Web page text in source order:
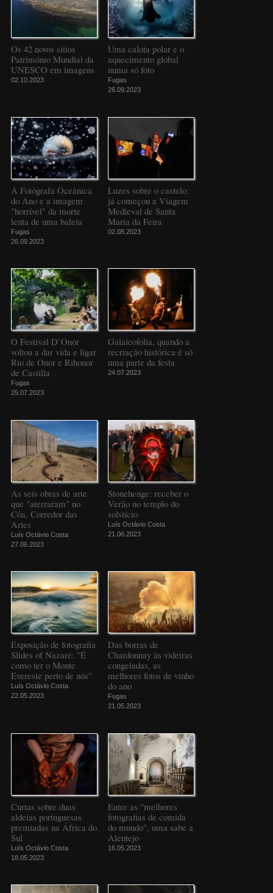
Os 42 novos sítios
Património Mundial da
UNESCO em imagens
02.10.2023
Uma calota polar e o
aquecimento global
numa só foto
Fugas
26.09.2023
A Fotógrafa Oceânica
do Ano e a imagem
"horrível" da morte
lenta de uma baleia
Fugas
26.09.2023
Luzes sobre o castelo:
já começou a Viagem
Medieval de Santa
Maria da Feira
02.08.2023
O Festival D’Onor
voltou a dar vida e ligar
Rio de Onor e Rihonor
de Castilla
Fugas
25.07.2023
Galaicofolia, quando a
recriação histórica é só
uma parte da festa
24.07.2023
As seis obras de arte
que "aterraram" no
Côa, Corredor das
Artes
Luís Octávio Costa
27.06.2023
Stonehenge: receber o
Verão no templo do
solstício
Luís Octávio Costa
21.06.2023
Exposição de fotografia
Slides of Nazaré: "É
como ter o Monte
Evereste perto de nós"
Luís Octávio Costa
22.05.2023
Das borras de
Chardonnay às videiras
congeladas, as
melhores fotos de vinho
do ano
Fugas
21.05.2023
Curtas sobre duas
aldeias portuguesas
premiadas na África do
Sul
Luís Octávio Costa
18.05.2023
Entre as "melhores
fotografias de comida
do mundo", uma sabe a
Alentejo
16.05.2023